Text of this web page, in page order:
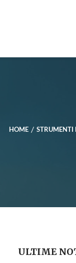
HOME STRUMENTI
ULTIME